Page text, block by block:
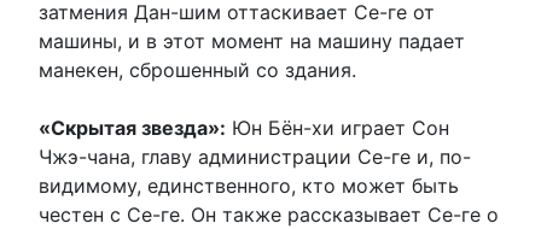
затмения Дан-шим оттаскивает Се-ге от
машины, и в этот момент на машину падает
манекен, сброшенный со здания.
«Скрытая звезда»: Юн Бён-хи играет Сон
Чжэ-чана, главу администрации Се-ге и, по-
видимому, единственного, кто может быть
честен с Се-ге. Он также рассказывает Се-ге о